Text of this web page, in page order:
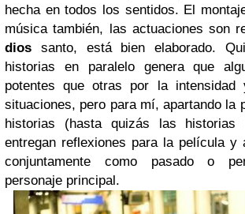
hecha en todos los sentidos. El
música también, las actuaciones son
dios santo, está bien elaborado.
historias en paralelo genera que
potentes que otras por la intensidad
situaciones, pero para mí, apartando la
historias (hasta quizás las historias
entregan reflexiones para la película y
conjuntamente como pasado o
personaje principal.